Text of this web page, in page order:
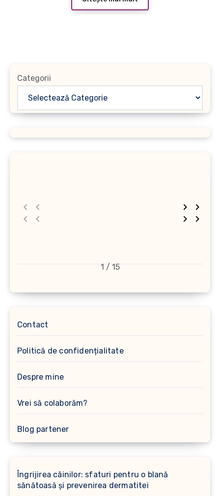
Categorii
1 / 15
Contact
Politică de confidențialitate
Despre mine
Vrei să colaborăm?
Blog partener
Îngrijirea câinilor: sfaturi pentru o blană
sănătoasă și prevenirea dermatitei